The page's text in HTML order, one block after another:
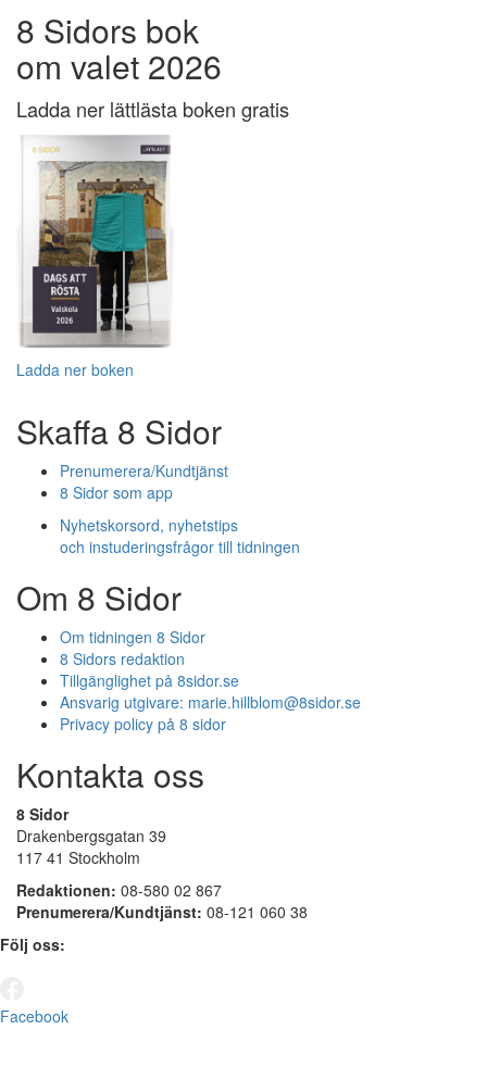
8 Sidors bok
om valet 2026
Ladda ner lättlästa boken gratis
Ladda ner boken
Skaffa 8 Sidor
Prenumerera/Kundtjänst
8 Sidor som app
Nyhetskorsord, nyhetstips
och instuderingsfrågor till tidningen
Om 8 Sidor
Om tidningen 8 Sidor
8 Sidors redaktion
Tillgänglighet på 8sidor.se
Ansvarig utgivare: marie.hillblom@8sidor.se
Privacy policy på 8 sidor
Kontakta oss
8 Sidor
Drakenbergsgatan 39
117 41 Stockholm
Redaktionen: 08-580 02 867
Prenumerera/Kundtjänst: 08-121 060 38
Följ oss:
Facebook